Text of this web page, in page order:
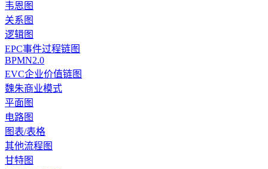
韦恩图
关系图
逻辑图
EPC事件过程链图
BPMN2.0
EVC企业价值链图
魏朱商业模式
平面图
电路图
图表/表格
其他流程图
甘特图